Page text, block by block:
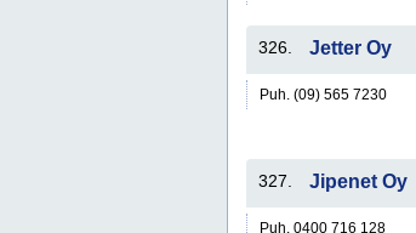
326. Jetter Oy
Puh. (09) 565 7230
327. Jipenet Oy
Puh. 0400 716 128